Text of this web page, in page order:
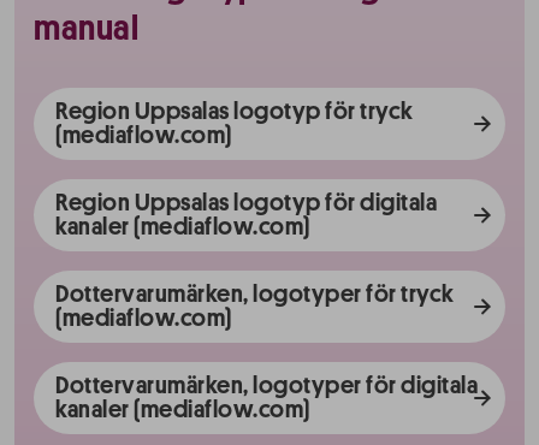
manual
Region Uppsalas logotyp för tryck
(mediaflow.com)
Region Uppsalas logotyp för digitala
kanaler (mediaflow.com)
Dottervarumärken, logotyper för tryck
(mediaflow.com)
Dottervarumärken, logotyper för digitala
kanaler (mediaflow.com)